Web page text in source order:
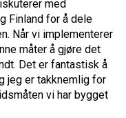
med
Finland for å dele
Når vi implementerer
måter å gjøre det
Det er fantastisk å
jeg er takknemlig for
vi har bygget